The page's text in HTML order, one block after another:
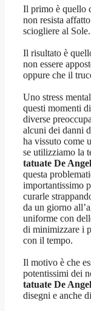
Il primo è quello
non resista
sciogliere al Sole.
Il risultato è
non essere
oppure che il
Uno stress
questi momenti
diverse
alcuni dei danni
ha vissuto come
se utilizziamo la
tatuate De
questa
importantissimo
curarle
da un giorno
uniforme con
di minimizzare i
con il tempo.
Il motivo è che
potentissimi dei
tatuate De
disegni e anche